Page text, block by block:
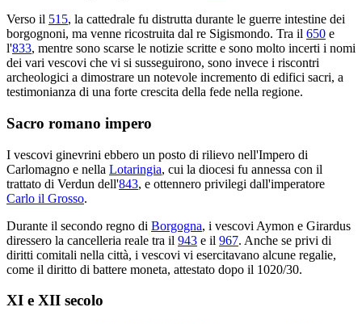
Verso il 515, la cattedrale fu distrutta durante le guerre intestine dei
borgognoni, ma venne ricostruita dal re Sigismondo. Tra il 650 e
l'833, mentre sono scarse le notizie scritte e sono molto incerti i nomi
dei vari vescovi che vi si susseguirono, sono invece i riscontri
archeologici a dimostrare un notevole incremento di edifici sacri, a
testimonianza di una forte crescita della fede nella regione.
Sacro romano impero
I vescovi ginevrini ebbero un posto di rilievo nell'Impero di
Carlomagno e nella Lotaringia, cui la diocesi fu annessa con il
trattato di Verdun dell'843, e ottennero privilegi dall'imperatore
Carlo il Grosso.
Durante il secondo regno di Borgogna, i vescovi Aymon e Girardus
diressero la cancelleria reale tra il 943 e il 967. Anche se privi di
diritti comitali nella città, i vescovi vi esercitavano alcune regalie,
come il diritto di battere moneta, attestato dopo il 1020/30.
XI e XII secolo